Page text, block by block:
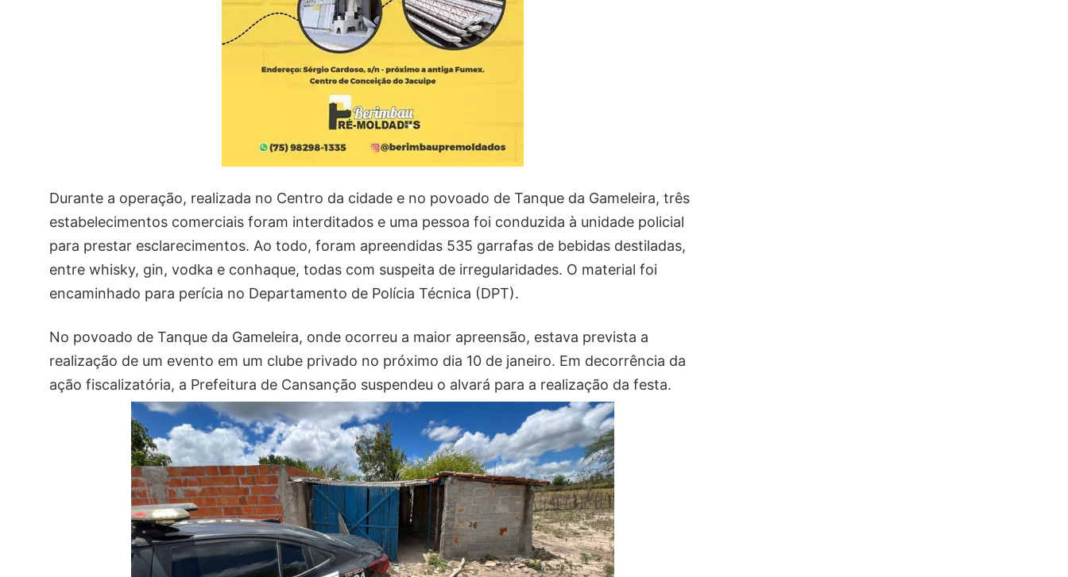
Durante a operação, realizada no Centro da cidade e no povoado de Tanque da Gameleira, três
estabelecimentos comerciais foram interditados e uma pessoa foi conduzida à unidade policial
para prestar esclarecimentos. Ao todo, foram apreendidas 535 garrafas de bebidas destiladas,
entre whisky, gin, vodka e conhaque, todas com suspeita de irregularidades. O material foi
encaminhado para perícia no Departamento de Polícia Técnica (DPT).
No povoado de Tanque da Gameleira, onde ocorreu a maior apreensão, estava prevista a
realização de um evento em um clube privado no próximo dia 10 de janeiro. Em decorrência da
ação fiscalizatória, a Prefeitura de Cansanção suspendeu o alvará para a realização da festa.